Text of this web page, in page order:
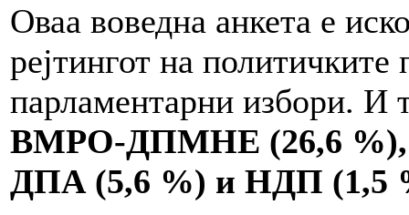
Оваа воведна анкета е
рејтингот на политичките
парламентарни избори. И
ВМРО-ДПМНЕ (26,6 %),
ДПА (5,6 %) и НДП (1,5